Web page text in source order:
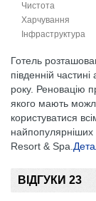
Чистота
Харчування
Інфраструктура
Готель
південній
року. Реновацію
якого мають
користуватися
Resort & Spa.
ВІДГУКИ 23